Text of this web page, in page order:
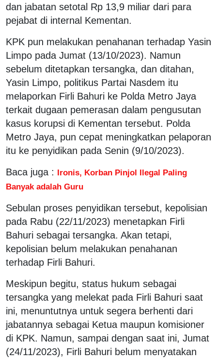
dan jabatan setotal Rp 13,9 miliar dari para
pejabat di internal Kementan.
KPK pun melakukan penahanan terhadap Yasin
Limpo pada Jumat (13/10/2023). Namun
sebelum ditetapkan tersangka, dan ditahan,
Yasin Limpo, politikus Partai Nasdem itu
melaporkan Firli Bahuri ke Polda Metro Jaya
terkait dugaan pemerasan dalam pengusutan
kasus korupsi di Kementan tersebut. Polda
Metro Jaya, pun cepat meningkatkan pelaporan
itu ke penyidikan pada Senin (9/10/2023).
Baca juga : Ironis, Korban Pinjol Ilegal Paling
Banyak adalah Guru
Sebulan proses penyidikan tersebut, kepolisian
pada Rabu (22/11/2023) menetapkan Firli
Bahuri sebagai tersangka. Akan tetapi,
kepolisian belum melakukan penahanan
terhadap Firli Bahuri.
Meskipun begitu, status hukum sebagai
tersangka yang melekat pada Firli Bahuri saat
ini, menuntutnya untuk segera berhenti dari
jabatannya sebagai Ketua maupun komisioner
di KPK. Namun, sampai dengan saat ini, Jumat
(24/11/2023), Firli Bahuri belum menyatakan